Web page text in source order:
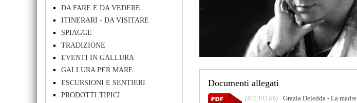
Documenti allegati
(472,103 Kb) Grazia Deledda - La madre
DA FARE E DA VEDERE
ITINERARI - DA VISITARE
SPIAGGE
TRADIZIONE
EVENTI IN GALLURA
GALLURA PER MARE
ESCURSIONI E SENTIERI
PRODOTTI TIPICI